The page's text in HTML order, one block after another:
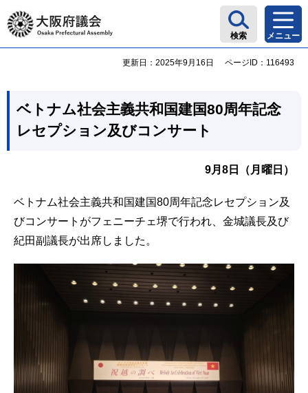
大阪府議会
検索 メニュー
更新日：2025年9月16日 ページID：116493
ベトナム社会主義共和国建国80周年記念
レセプション及びコンサート
9月8日（月曜日）
ベトナム社会主義共和国建国80周年記念レセプション及
びコンサートがフェニーチェ堺で行われ、金城議長及び
紀田副議長が出席しました。